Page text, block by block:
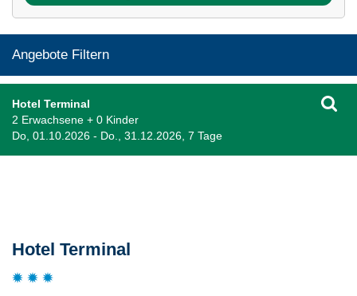
Angebote Filtern
Hotel Terminal
2 Erwachsene + 0 Kinder
Do, 01.10.2026 - Do., 31.12.2026, 7 Tage
Hotel Terminal